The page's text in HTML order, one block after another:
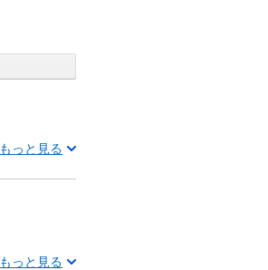
もっと見る
もっと見る